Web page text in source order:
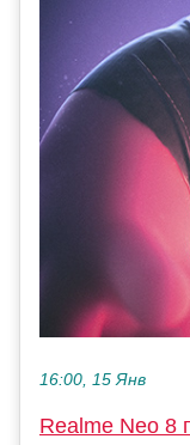
16:00, 15 Янв
Realme Neo 8